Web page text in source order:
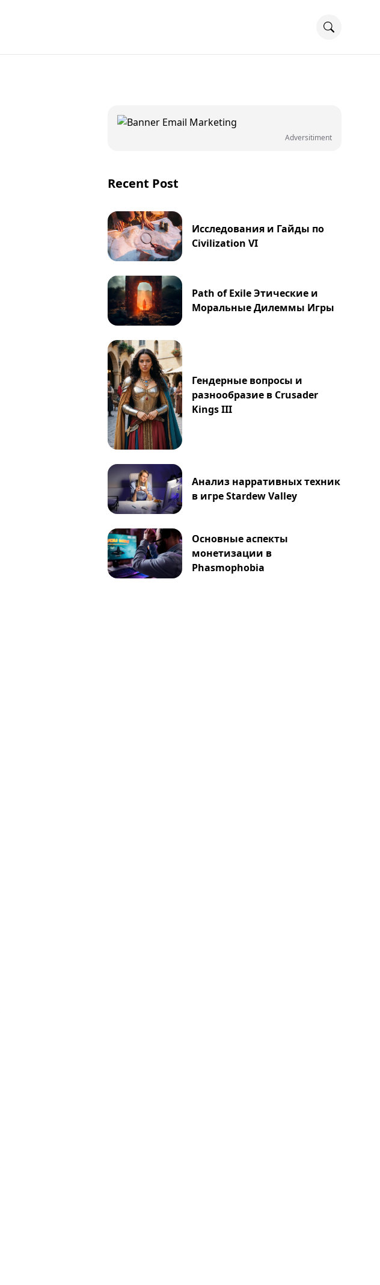
Adversitiment
Recent Post
Исследования и Гайды по
Civilization VI
Path of Exile Этические и
Моральные Дилеммы Игры
Гендерные вопросы и
разнообразие в Crusader
Kings III
Анализ нарративных техник
в игре Stardew Valley
Основные аспекты
монетизации в
Phasmophobia